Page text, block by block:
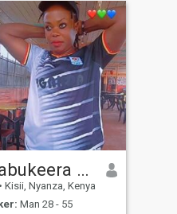
Nabukeera safinah
• Kisii, Nyanza, Kenya
Man 28 - 55